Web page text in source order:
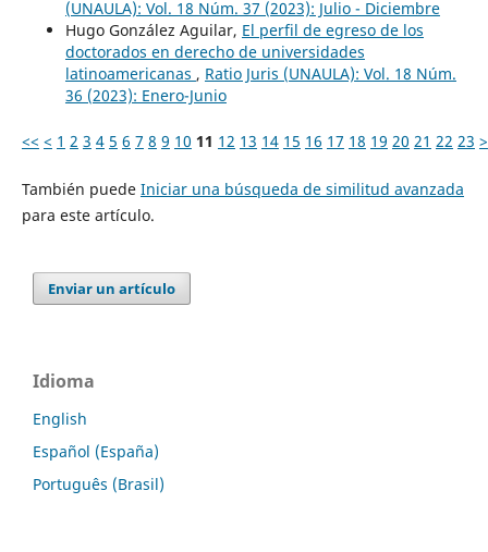
(UNAULA): Vol. 18 Núm. 37 (2023): Julio - Diciembre
Hugo González Aguilar, El perfil de egreso de los
doctorados en derecho de universidades
latinoamericanas , Ratio Juris (UNAULA): Vol. 18 Núm.
36 (2023): Enero-Junio
<< < 1 2 3 4 5 6 7 8 9 10 11 12 13 14 15 16 17 18 19 20 21 22 23 >
También puede Iniciar una búsqueda de similitud avanzada
para este artículo.
Enviar un artículo
Idioma
English
Español (España)
Português (Brasil)